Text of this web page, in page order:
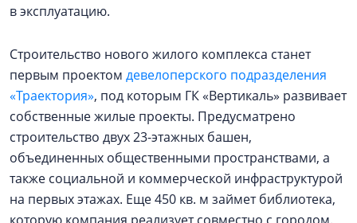
в эксплуатацию.
Строительство нового жилого комплекса станет
первым проектом девелоперского подразделения
«Траектория», под которым ГК «Вертикаль» развивает
собственные жилые проекты. Предусматрено
строительство двух 23-этажных башен,
объединенных общественными пространствами, а
также социальной и коммерческой инфраструктурой
на первых этажах. Еще 450 кв. м займет библиотека,